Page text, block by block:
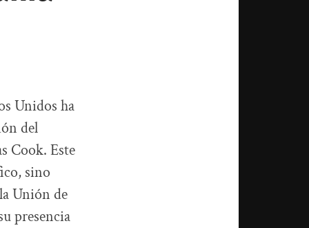
Unidos ha
del
Cook. Este
sino
Unión de
presencia